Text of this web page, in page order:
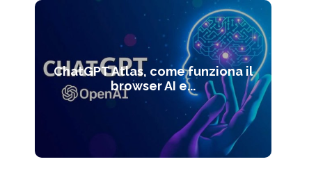
ChatGPT Atlas, come funziona il
browser AI e...